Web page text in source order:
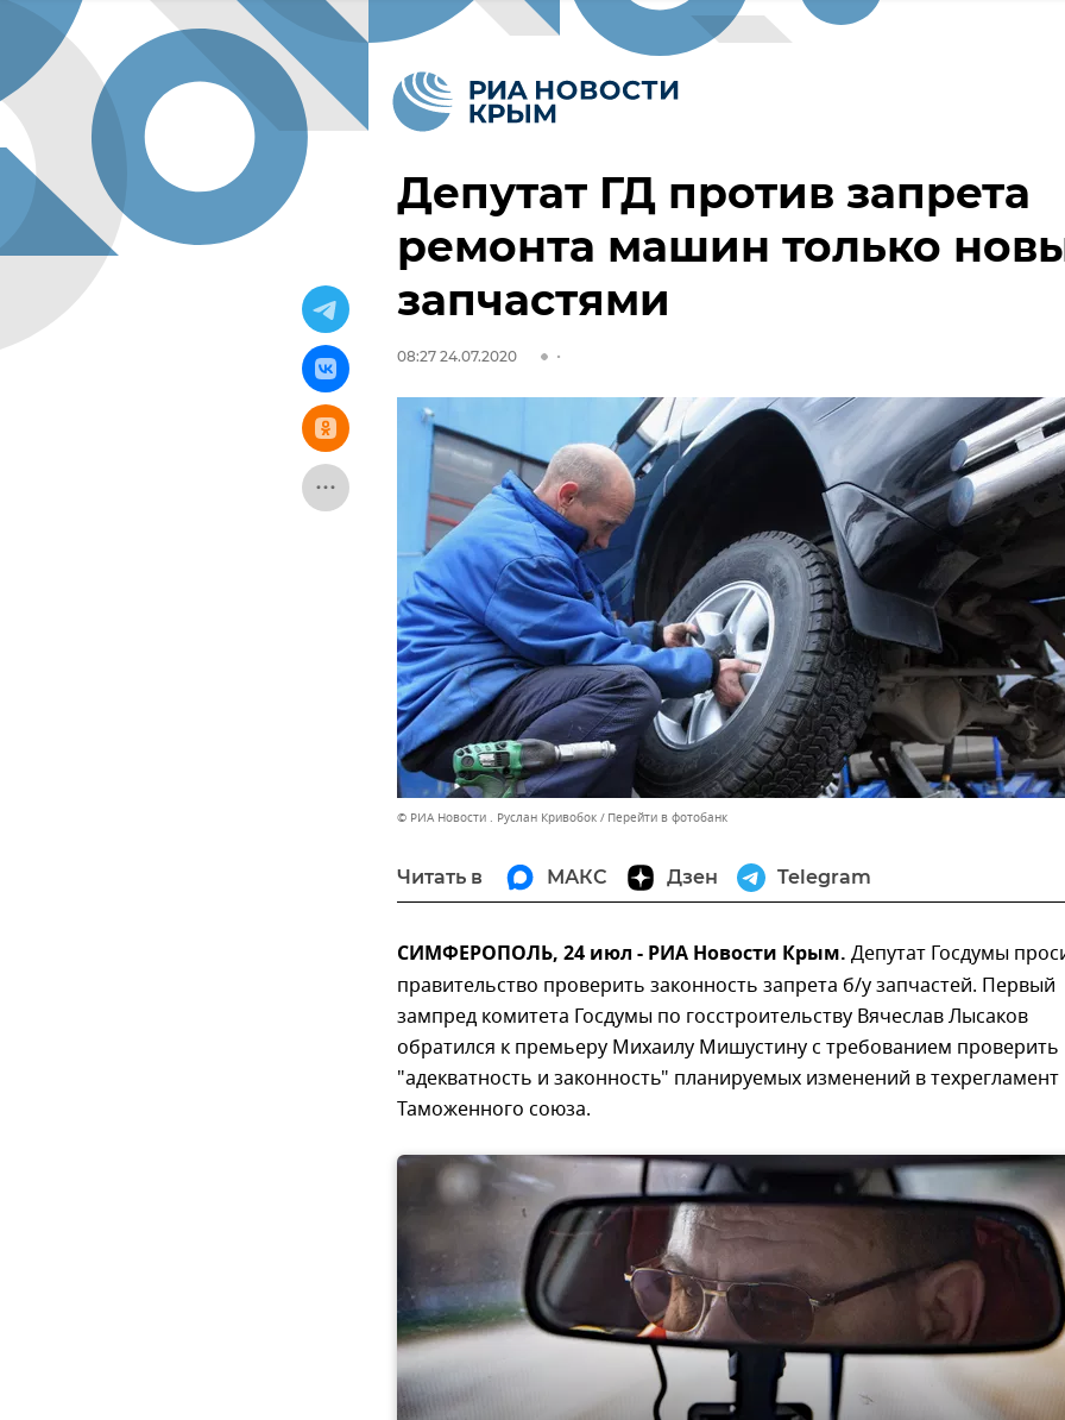
Депутат ГД против запрета
ремонта машин только
запчастями
08:27 24.07.2020
© РИА Новости . Руслан Кривобок Перейти в фотобанк
Читать в МАКС Дзен Telegram
СИМФЕРОПОЛЬ, 24 июл - РИА Новости Крым. Депутат Госдумы
правительство проверить законность запрета б/у запчастей. Первый
зампред комитета Госдумы по госстроительству Вячеслав Лысаков
обратился к премьеру Михаилу Мишустину с требованием проверить
"адекватность и законность" планируемых изменений в техрегламент
Таможенного союза.